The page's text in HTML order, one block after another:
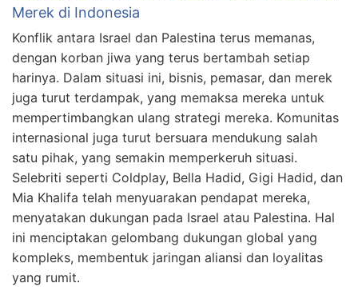
Merek di Indonesia
Konflik antara Israel dan Palestina terus memanas,
dengan korban jiwa yang terus bertambah setiap
harinya. Dalam situasi ini, bisnis, pemasar, dan merek
juga turut terdampak, yang memaksa mereka untuk
mempertimbangkan ulang strategi mereka. Komunitas
internasional juga turut bersuara mendukung salah
satu pihak, yang semakin memperkeruh situasi.
Selebriti seperti Coldplay, Bella Hadid, Gigi Hadid, dan
Mia Khalifa telah menyuarakan pendapat mereka,
menyatakan dukungan pada Israel atau Palestina. Hal
ini menciptakan gelombang dukungan global yang
kompleks, membentuk jaringan aliansi dan loyalitas
yang rumit.